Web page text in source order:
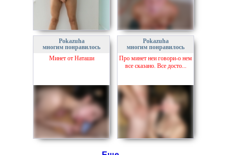
Pokazuha
многим понравилось
Минет от Наташи
Pokazuha
многим понравилось
Про минет неи говори-о нем
все сказано. Все досто...